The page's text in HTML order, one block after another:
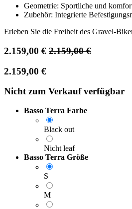
Geometrie: Sportliche und
Zubehör: Integrierte
Erleben Sie die Freiheit des Gravel-
2.159,00 € 2.159,00€
2.159,00 €
Nicht zum Verkauf verfügbar
Basso Terra Farbe
Black out
Nicht leaf
Basso Terra Größe
S
M